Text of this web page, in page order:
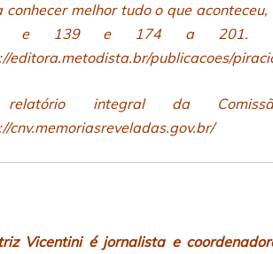
conhecer melhor tudo o que
e 139 e 174 a 201. O
editora.metodista.br/publicacoes/
integral da
cnv.memoriasreveladas.gov.br/
Vicentini é jornalista e